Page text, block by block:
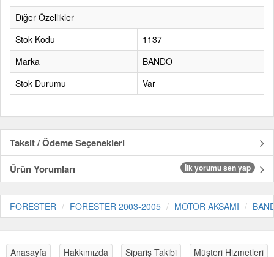
Diğer Özellikler
Stok Kodu
1137
Marka
BANDO
Stok Durumu
Var
Taksit / Ödeme Seçenekleri
Ürün Yorumları
İlk yorumu sen yap
FORESTER FORESTER 2003-2005 MOTOR AKSAMI
Anasayfa Hakkımızda Sipariş Takibi Müşteri Hizmetleri